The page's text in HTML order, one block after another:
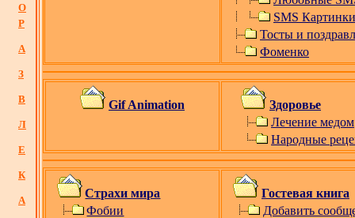
О
Р
А
З
В
Л
Е
К
А
SMS Картинки
Тосты и
Фоменко
Gif Animation
Здоровье
Лечение медом
Народные
Страхи мира
Фобии
Гостевая книга
Добавить